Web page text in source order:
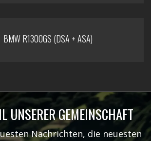
BMW R1300GS (DSA + ASA)
UNSERER GEMEINSCHAFT
Nachrichten, die neuesten